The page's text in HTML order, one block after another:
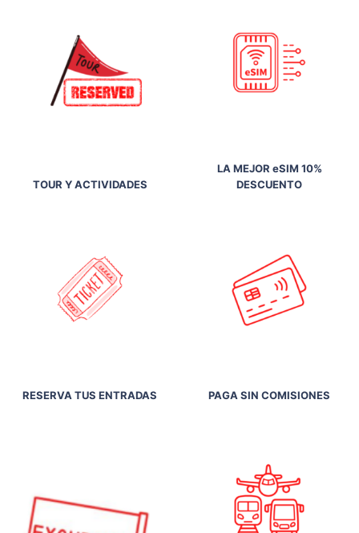
TOUR Y ACTIVIDADES
LA MEJOR eSIM 10%
DESCUENTO
RESERVA TUS ENTRADAS PAGA SIN COMISIONES